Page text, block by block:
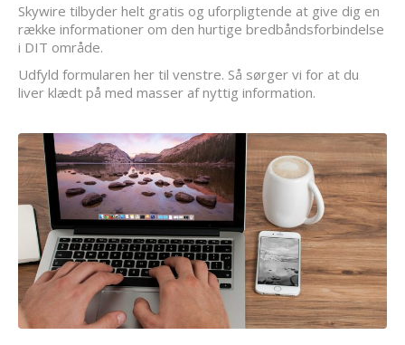
Skywire tilbyder helt gratis og uforpligtende at give dig en
række informationer om den hurtige bredbåndsforbindelse
i DIT område.
Udfyld formularen her til venstre. Så sørger vi for at du
liver klædt på med masser af nyttig information.